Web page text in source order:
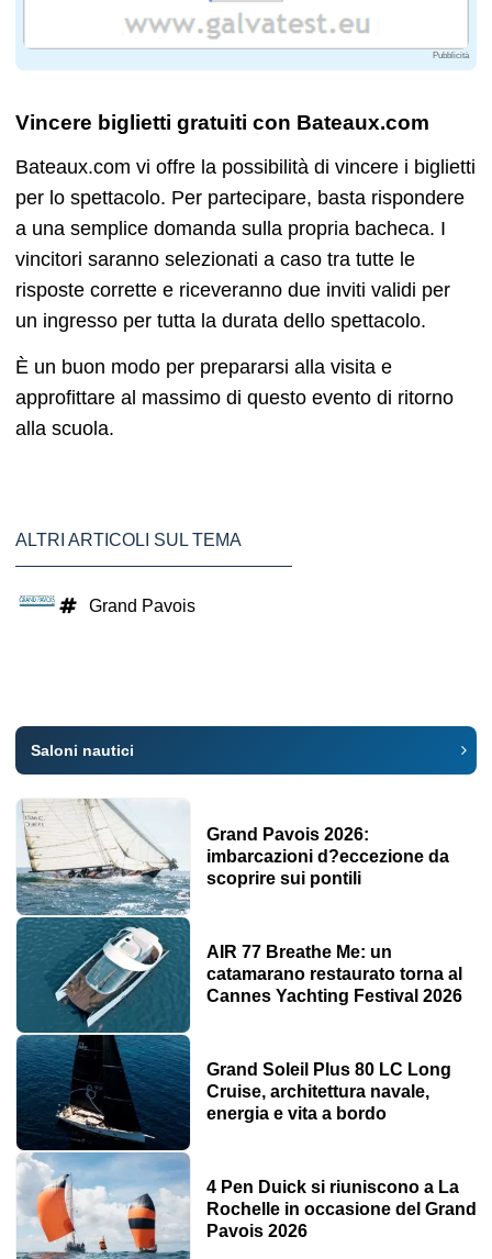
Pubblicità
Vincere biglietti gratuiti con Bateaux.com
Bateaux.com vi offre la possibilità di vincere i biglietti
per lo spettacolo. Per partecipare, basta rispondere
a una semplice domanda sulla propria bacheca. I
vincitori saranno selezionati a caso tra tutte le
risposte corrette e riceveranno due inviti validi per
un ingresso per tutta la durata dello spettacolo.
È un buon modo per prepararsi alla visita e
approfittare al massimo di questo evento di ritorno
alla scuola.
ALTRI ARTICOLI SUL TEMA
Grand Pavois
Saloni nautici
Grand Pavois 2026:
imbarcazioni d?eccezione da
scoprire sui pontili
AIR 77 Breathe Me: un
catamarano restaurato torna al
Cannes Yachting Festival 2026
Grand Soleil Plus 80 LC Long
Cruise, architettura navale,
energia e vita a bordo
4 Pen Duick si riuniscono a La
Rochelle in occasione del Grand
Pavois 2026